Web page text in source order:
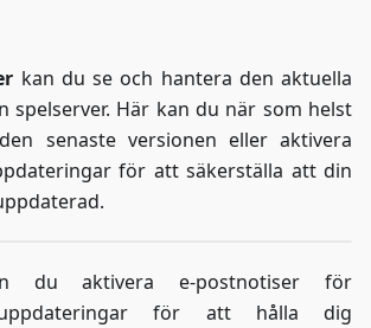
kan du se och hantera den aktuella
spelserver. Här kan du när som helst
senaste versionen eller aktivera
för att säkerställa att din
du aktivera e-postnotiser för
uppdateringar för att hålla dig